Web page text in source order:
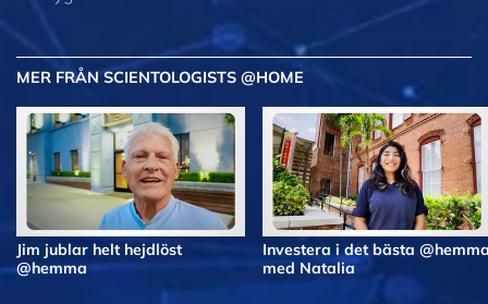
MER FRÅN SCIENTOLOGISTS @HOME
Jim jublar helt hejdlöst
@hemma
Investera i det bästa
med Natalia